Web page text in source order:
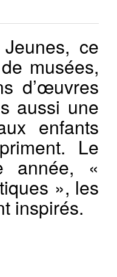
ce
musées,
d’œuvres
aussi une
enfants
Le
année, «
», les
inspirés.